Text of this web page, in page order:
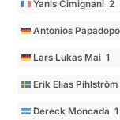
Yanis Cimignani 2
Antonios
Lars Lukas Mai 1
Erik Elias Pihlström
Dereck Moncada 1